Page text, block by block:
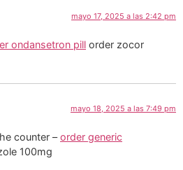
mayo 17, 2025 a las 2:42 pm
ondansetron pill order zocor
mayo 18, 2025 a las 7:49 pm
counter –order generic
100mg